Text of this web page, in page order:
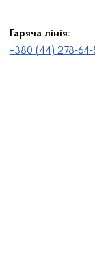
Гаряча лінія:
+380 (44) 278-64-